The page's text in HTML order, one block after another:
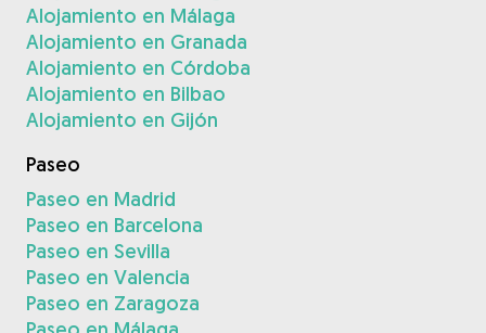
Alojamiento en Málaga
Alojamiento en Granada
Alojamiento en Córdoba
Alojamiento en Bilbao
Alojamiento en Gijón
Paseo
Paseo en Madrid
Paseo en Barcelona
Paseo en Sevilla
Paseo en Valencia
Paseo en Zaragoza